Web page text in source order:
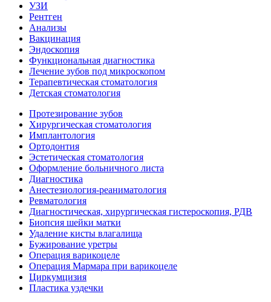
УЗИ
Рентген
Анализы
Вакцинация
Эндоскопия
Функциональная диагностика
Лечение зубов под микроскопом
Терапевтическая стоматология
Детская стоматология
Протезирование зубов
Хирургическая стоматология
Имплантология
Ортодонтия
Эстетическая стоматология
Оформление больничного листа
Диагностика
Анестезиология-реаниматология
Ревматология
Диагностическая, хирургическая гистероскопия, РДВ
Биопсия шейки матки
Удаление кисты влагалища
Бужирование уретры
Операция варикоцеле
Операция Мармара при варикоцеле
Циркумцизия
Пластика уздечки